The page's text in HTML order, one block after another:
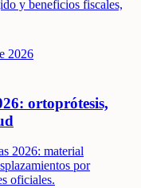
y beneficios fiscales,
2026
ortoprótesis,
2026: material
por
oficiales.